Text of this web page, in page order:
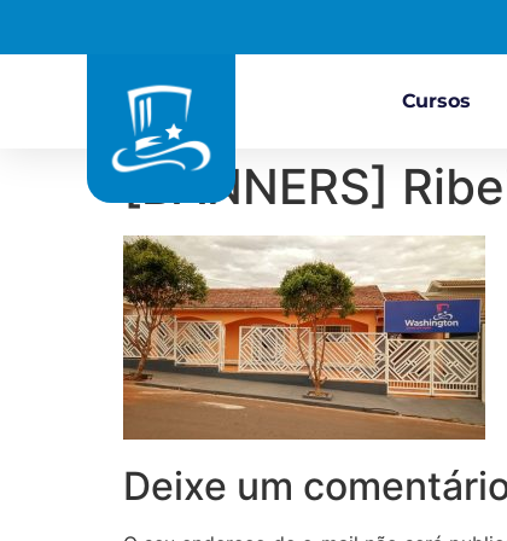
Cursos
[BANNERS]
Deixe um